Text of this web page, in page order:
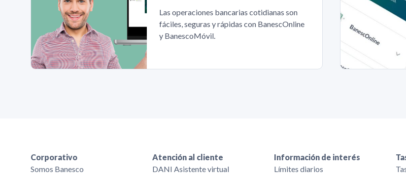
Las operaciones bancarias cotidianas son
fáciles, seguras y rápidas con BanescOnline
y BanescoMóvil.
Corporativo
Somos Banesco
Atención al cliente
DANI Asistente virtual
Información de interés
Límites diarios